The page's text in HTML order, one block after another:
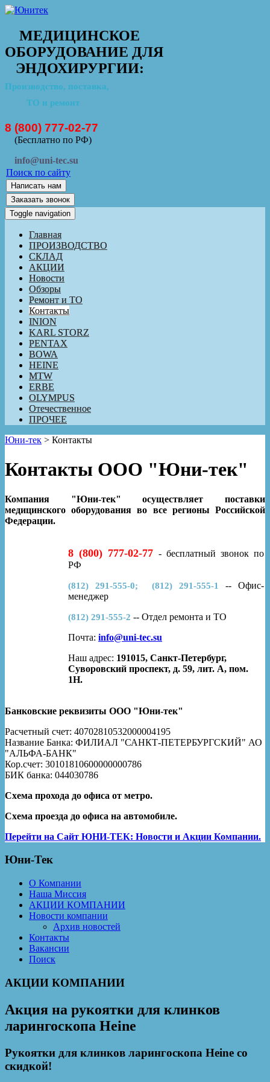
МЕДИЦИНСКОЕ
ОБОРУДОВАНИЕ ДЛЯ
ЭНДОХИРУРГИИ:
Производство, поставка,
ТО и ремонт
8 (800) 777-02-77
(Бесплатно по РФ)
info@uni-tec.su
Поиск по сайту
Написать нам
Заказать звонок
Toggle navigation
Главная
ПРОИЗВОДСТВО
СКЛАД
АКЦИИ
Новости
Обзоры
Ремонт и ТО
Контакты
INION
KARL STORZ
PENTAX
BOWA
HEINE
MTW
ERBE
OLYMPUS
Отечественное
ПРОЧЕЕ
Юни-тек > Контакты
Контакты ООО "Юни-тек"
Компания "Юни-тек" осуществляет поставки
медицинского оборудования во все регионы Российской
Федерации.
8 (800) 777-02-77 - бесплатный звонок по
РФ
(812) 291-555-0; (812) 291-555-1 -- Офис-
менеджер
(812) 291-555-2 -- Отдел ремонта и ТО
Почта: info@uni-tec.su
Наш адрес: 191015, Санкт-Петербург,
Суворовский проспект, д. 59, лит. А, пом.
1Н.
Банковские реквизиты ООО "Юни-тек"
Расчетный счет: 40702810532000004195
Название Банка: ФИЛИАЛ "САНКТ-ПЕТЕРБУРГСКИЙ" АО
"АЛЬФА-БАНК"
Кор.счет: 30101810600000000786
БИК банка: 044030786
Схема прохода до офиса от метро.
Схема проезда до офиса на автомобиле.
Перейти на Сайт ЮНИ-ТЕК: Новости и Акции Компании.
Юни-Тек
О Компании
Наша Миссия
АКЦИИ КОМПАНИИ
Новости компании
Архив новостей
Контакты
Вакансии
Поиск
АКЦИИ КОМПАНИИ
Акция на рукоятки для клинков
ларингоскопа Heine
Рукоятки для клинков ларингоскопа Heine со
скидкой!